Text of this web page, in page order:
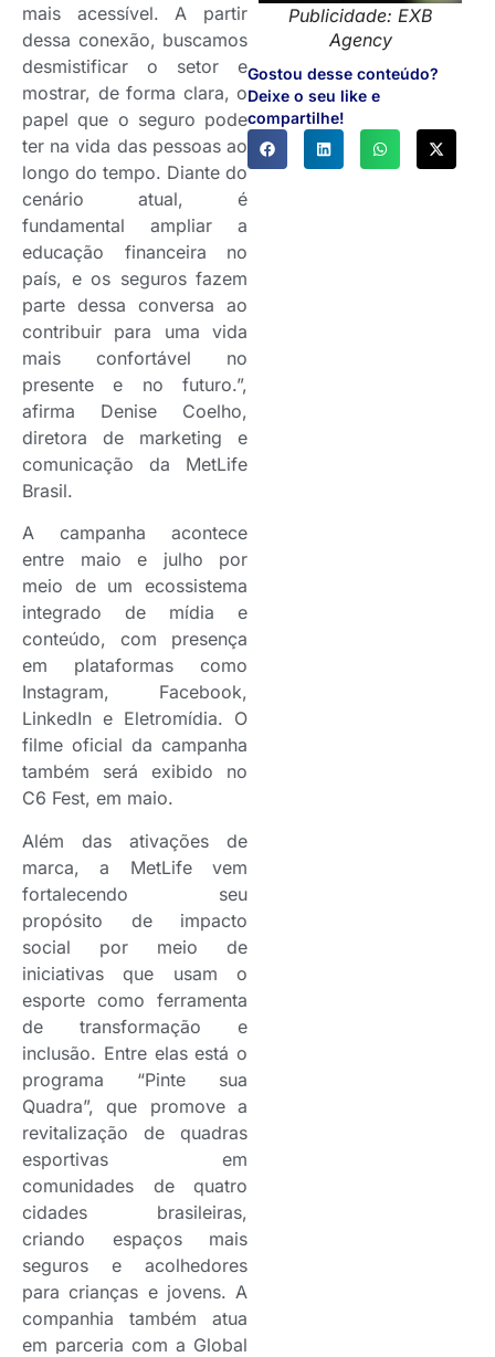
Publicidade: EXB
Agency
Gostou desse conteúdo?
Deixe o seu like e
compartilhe!
mais acessível. A partir
dessa conexão, buscamos
desmistificar o setor e
mostrar, de forma clara, o
papel que o seguro pode
ter na vida das pessoas ao
longo do tempo. Diante do
cenário atual, é
fundamental ampliar a
educação financeira no
país, e os seguros fazem
parte dessa conversa ao
contribuir para uma vida
mais confortável no
presente e no futuro.”,
afirma Denise Coelho,
diretora de marketing e
comunicação da MetLife
Brasil.
A campanha acontece
entre maio e julho por
meio de um ecossistema
integrado de mídia e
conteúdo, com presença
em plataformas como
Instagram, Facebook,
LinkedIn e Eletromídia. O
filme oficial da campanha
também será exibido no
C6 Fest, em maio.
Além das ativações de
marca, a MetLife vem
fortalecendo seu
propósito de impacto
social por meio de
iniciativas que usam o
esporte como ferramenta
de transformação e
inclusão. Entre elas está o
programa “Pinte sua
Quadra”, que promove a
revitalização de quadras
esportivas em
comunidades de quatro
cidades brasileiras,
criando espaços mais
seguros e acolhedores
para crianças e jovens. A
companhia também atua
em parceria com a Global